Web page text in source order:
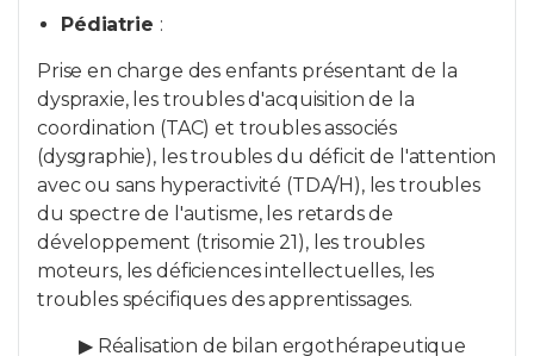
Pédiatrie :
Prise en charge des enfants présentant de la
dyspraxie, les troubles d'acquisition de la
coordination (TAC) et troubles associés
(dysgraphie), les troubles du déficit de l'attention
avec ou sans hyperactivité (TDA/H), les troubles
du spectre de l'autisme, les retards de
développement (trisomie 21), les troubles
moteurs, les déficiences intellectuelles, les
troubles spécifiques des apprentissages.
▶ Réalisation de bilan ergothérapeutique